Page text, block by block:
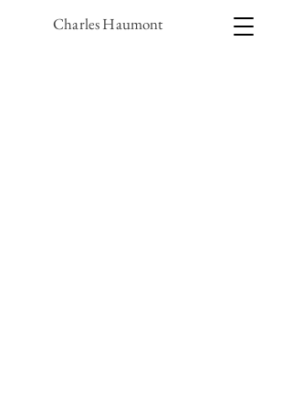
Charles Haumont